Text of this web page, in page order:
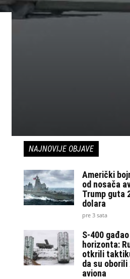
NAJNOVIJE OBJAVE
Američki
od nosača
Trump guta
dolara
pre 3 sata
S-400
horizonta:
otkrili
da su
aviona